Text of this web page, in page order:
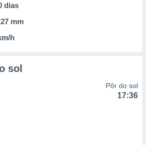
dias
27 mm
h
sol
Pôr do sol
17:36